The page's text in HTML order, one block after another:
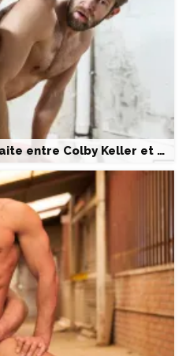
L’alchimie sexuelle parfaite entre Colby Keller et Jay Roberts